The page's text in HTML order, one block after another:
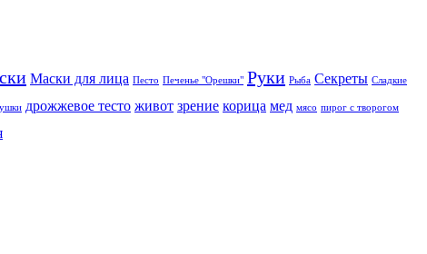
Маски для лица Песто Печенье "Орешки" Руки Рыба Секреты Сладкие
дрожжевое тесто живот зрение корица мед мясо пирог с творогом